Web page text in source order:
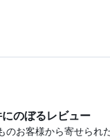
のぼるレビュー
のお客様から寄せられ